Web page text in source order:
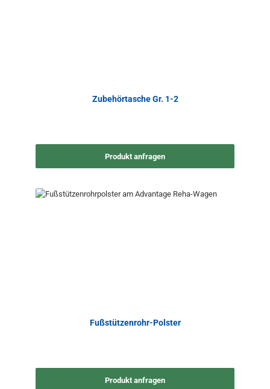
Zubehörtasche Gr. 1-2
Produkt anfragen
Fußstützenrohr-Polster
Produkt anfragen